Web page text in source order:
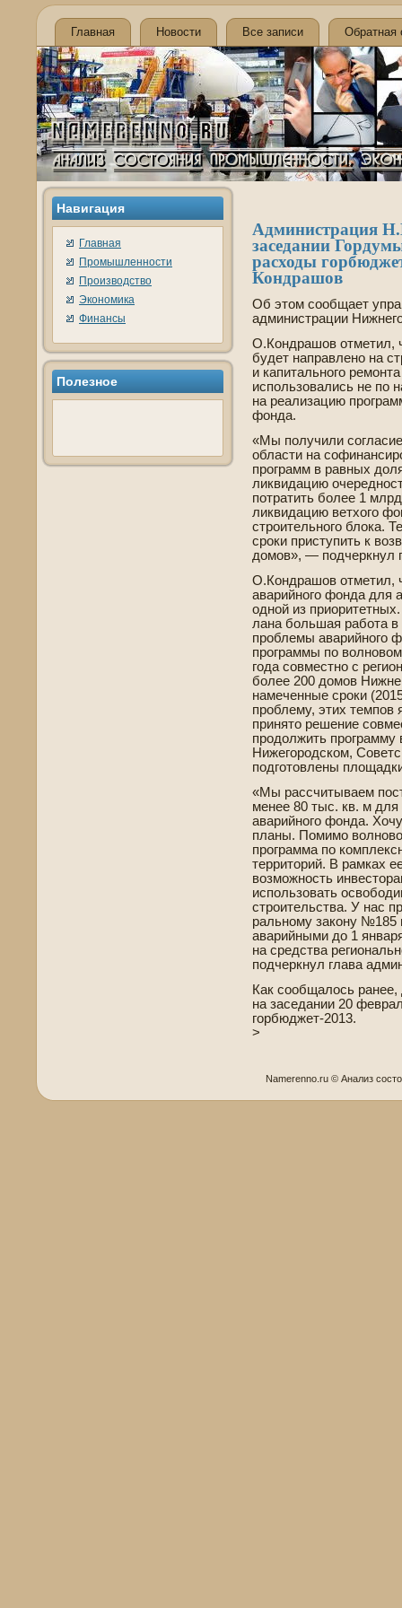
Главная Новости Все записи Обратная
Навигация
Главная
Промышленности
Производство
Экономика
Финансы
Полезнοе
Администрация
заседании
расходы
Кондрашов
Об этом сообщает
администрации
О.Кондрашов отметил,
буде­т направлено на
и капитального
использовались не по
на реализацию
фонда.
«Мы получили
области на
программ в равных
ликвидацию
потратить более 1
ликвидацию ве­тхого
строительного блока.
сроки приступить к
домов», — подчеркнул
О.Кондрашов отметил,
аварийного фонда для
одной из
лана большая работа
проблемы аварийного
программы по
года совместно с
более 200 домов
намеченные сроки
проблему, этих темпов
принято решение
продолжить программу
Нижегородском,
подготовлены
«Мы рассчитываем
менее 80 тыс. кв. м для
аварийного фонда.
планы. Помимо
программа по
территорий. В рамках
возможность
использовать
строительства. У нас
ральному закону №185
аварийными до 1
на средства
подчеркнул глава
Как сообщалось
на заседании 20
горбюджет-2013.
>
Namerenno.ru © Анализ